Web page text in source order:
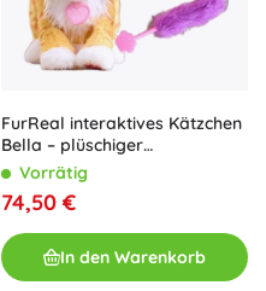
FurReal interaktives Kätzchen
Bella – plüschiger
Spielgefährte 30 cm
Vorrätig
74,50 €
In den Warenkorb